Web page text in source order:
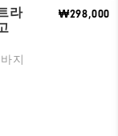
라
지
₩298,000